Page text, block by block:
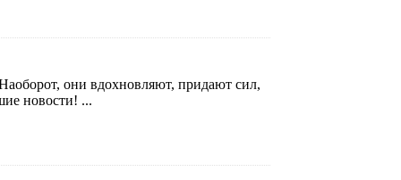
они вдохновляют, придают сил,
новости! ...